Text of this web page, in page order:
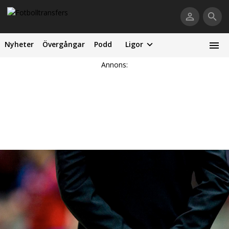
Nyheter Övergångar Podd Ligor
Annons: